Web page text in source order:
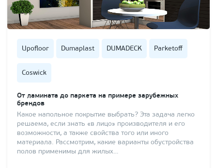
Upofloor Dumaplast DUMADECK Parketoff
Coswick
От ламината до паркета на примере зарубежных
брендов
Какое напольное покрытие выбрать? Эта задача легко
решаема, если знать «в лицо» производителя и его
возможности, а также свойства того или иного
материала. Рассмотрим, какие варианты обустройства
полов применимы для жилых…